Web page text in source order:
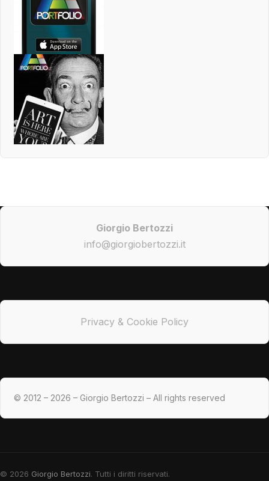
Giorgio Bertozzi
info@giorgiobertozzi.it
Privacy & Cookie Policy
© 2012 – 2026 – Giorgio Bertozzi – All rights reserved
© 2026 Giorgio Bertozzi. Tutti i diritti riservati.